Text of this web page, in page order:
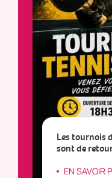
Les tournois
sont de
EN SAVOIR